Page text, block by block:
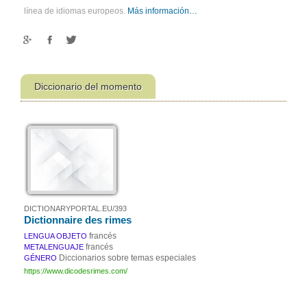
línea de idiomas europeos. Más información…
Diccionario del momento
DICTIONARYPORTAL.EU/393
Dictionnaire des rimes
LENGUA OBJETO francés
METALENGUAJE francés
GÉNERO Diccionarios sobre temas especiales
https://www.dicodesrimes.com/